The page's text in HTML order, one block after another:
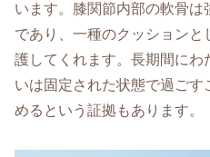
います。膝関節内部の軟骨
であり、一種のクッション
護してくれます。長期間にわ
いは固定された状態で過ご
めるという証拠もあります。